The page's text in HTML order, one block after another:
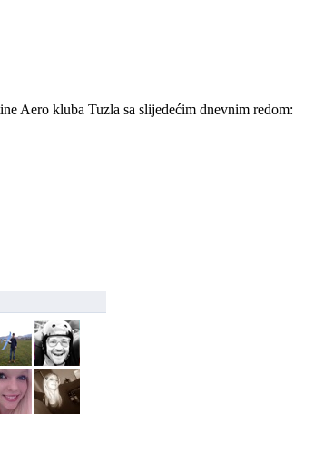
Aero kluba Tuzla sa slijedećim dnevnim redom: